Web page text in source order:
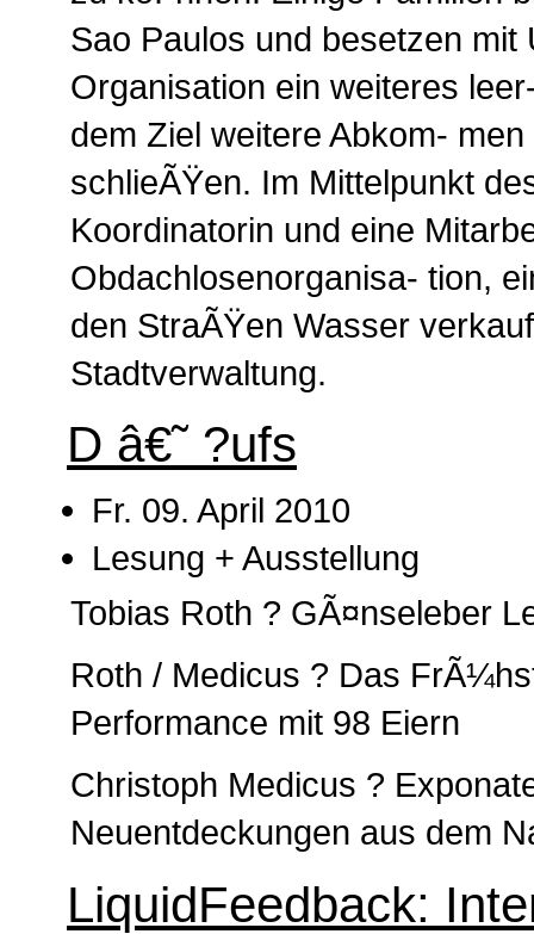
Sao Paulos und besetzen mit
Organisation ein weiteres
dem Ziel weitere Abkom-
schlieÃŸen. Im Mittelpunkt
Koordinatorin und eine
Obdachlosenorganisa- tion,
den StraÃŸen Wasser
Stadtverwaltung.
D â€˜ ?ufs
Fr. 09. April 2010
Lesung + Ausstellung
Tobias Roth ? GÃ¤nseleber
Roth / Medicus ? Das
Performance mit 98 Eiern
Christoph Medicus ?
Neuentdeckungen aus dem
LiquidFeedback: